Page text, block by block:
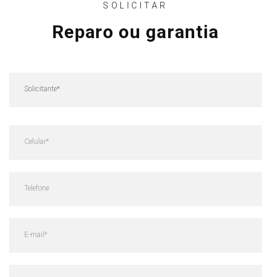
SOLICITAR
Reparo ou garantia